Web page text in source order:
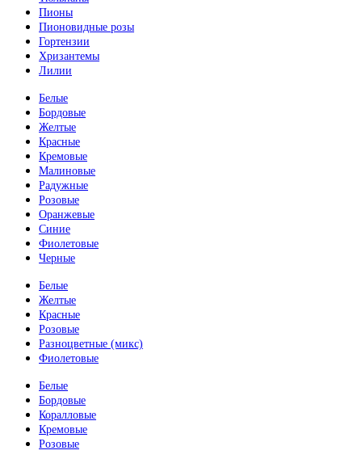
Пионы
Пионовидные розы
Гортензии
Хризантемы
Лилии
Белые
Бордовые
Желтые
Красные
Кремовые
Малиновые
Радужные
Розовые
Оранжевые
Синие
Фиолетовые
Черные
Белые
Желтые
Красные
Розовые
Разноцветные (микс)
Фиолетовые
Белые
Бордовые
Коралловые
Кремовые
Розовые